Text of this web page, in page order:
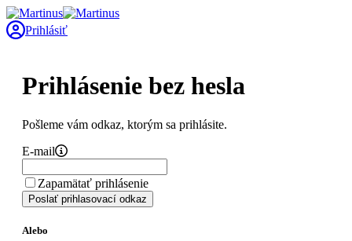
Prihlásiť
Prihlásenie bez hesla
Pošleme vám odkaz, ktorým sa prihlásite.
E-mail
Zapamätať prihlásenie
Poslať prihlasovací odkaz
Alebo